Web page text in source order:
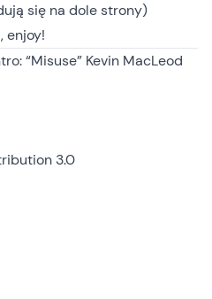
się na dole strony)
enjoy!
“Misuse” Kevin MacLeod
3.0